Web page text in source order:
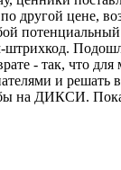
другой цене,
- так, что
и решать
на ДИКСИ.